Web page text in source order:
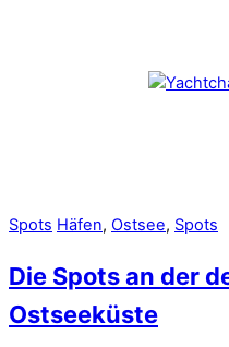
Spots Häfen, Ostsee, Spots
Die Spots an der
Ostseeküste